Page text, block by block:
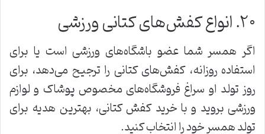
۲۰. انواع کفش‌های کتانی ورزشی
اگر همسر شما عضو باشگاه‌های ورزشی است یا برای
استفاده روزانه، کفش‌های کتانی را ترجیح می‌دهد، برای
روز تولد او سراغ فروشگاه‌های مخصوص پوشاک و لوازم
ورزشی بروید و با خرید کفش کتانی، بهترین هدیه برای
تولد همسر خود را انتخاب کنید.